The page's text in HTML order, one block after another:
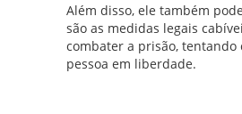
Além disso, ele também
são as medidas legais
combater a prisão, tentando
pessoa em liberdade.